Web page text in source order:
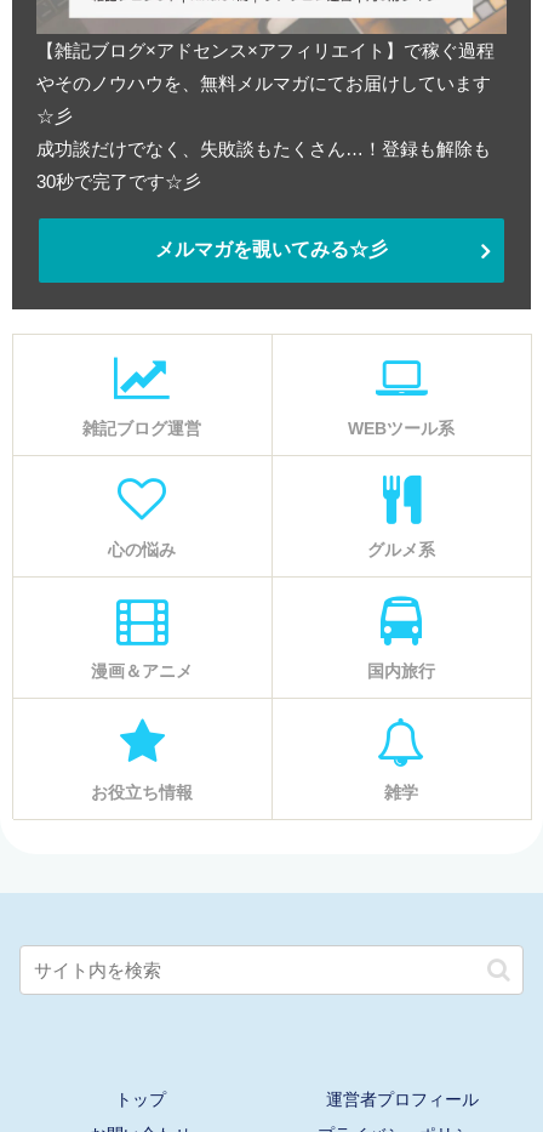
【雑記ブログ×アドセンス×アフィリエイト】で稼ぐ過程
やそのノウハウを、無料メルマガにてお届けしています
☆彡
成功談だけでなく、失敗談もたくさん…！登録も解除も
30秒で完了です☆彡
メルマガを覗いてみる☆彡
雑記ブログ運営 WEBツール系
心の悩み グルメ系
漫画＆アニメ 国内旅行
お役立ち情報 雑学
トップ
運営者プロフィール